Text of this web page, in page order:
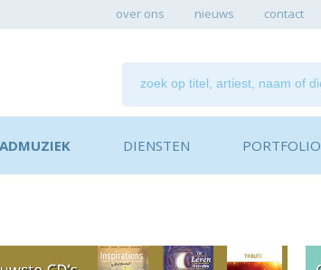
over ons nieuws contact
DIENSTEN PORTFOLIO